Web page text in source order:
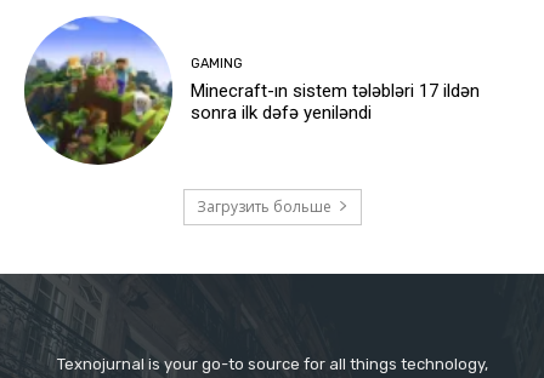
GAMING
Minecraft-ın sistem tələbləri 17 ildən
sonra ilk dəfə yeniləndi
Загрузить больше
Texnojurnal is your go-to source for all things technology,